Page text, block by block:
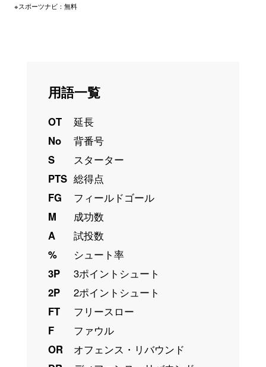
※スポーツナビ：無料
用語一覧
OT
延長
No
背番号
S
スターター
PTS 総得点
FG
フィールドゴール
M
成功数
A
試投数
%
シュート率
3P
3ポイントシュート
2P
2ポイントシュート
FT
フリースロー
F
ファウル
OR
オフェンス・リバウンド